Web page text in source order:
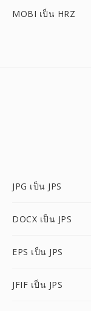
MOBI เป็น HRZ
JPG เป็น JPS
DOCX เป็น JPS
EPS เป็น JPS
JFIF เป็น JPS